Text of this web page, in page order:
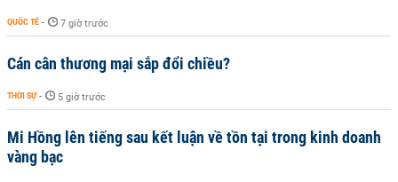
QUỐC TẾ - 7 giờ trước
Cán cân thương mại sắp đổi chiều?
THỜI SỰ - 5 giờ trước
Mi Hồng lên tiếng sau kết luận về tồn tại trong kinh doanh
vàng bạc